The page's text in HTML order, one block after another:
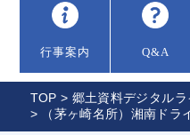
行事案内 Q&A
TOP > 郷土資料デジタルラ
> （茅ヶ崎名所）湘南ドラ